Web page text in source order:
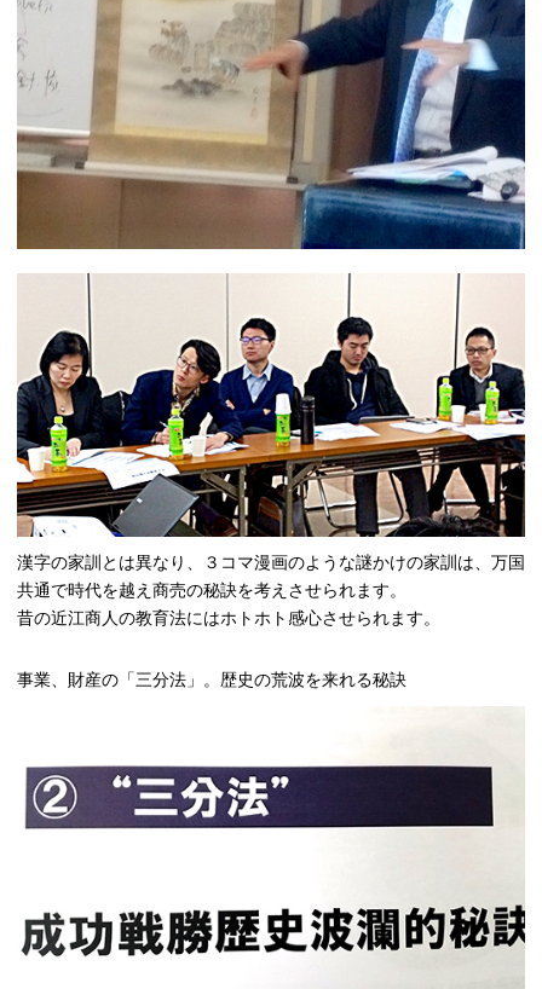
漢字の家訓とは異なり、３コマ漫画のような謎かけの家訓は、万国
共通で時代を越え商売の秘訣を考えさせられます。
昔の近江商人の教育法にはホトホト感心させられます。
事業、財産の「三分法」。歴史の荒波を来れる秘訣